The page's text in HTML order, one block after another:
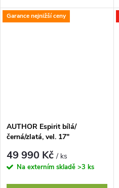
čidla rychlosti jsou za jízdy
průběžně analyzovány pro
Garance nejnižší ceny
AUTHOR Espirit bílá/
černá/zlatá, vel. 17"
49 990 Kč/ ks
Na externím skladě >3 ks